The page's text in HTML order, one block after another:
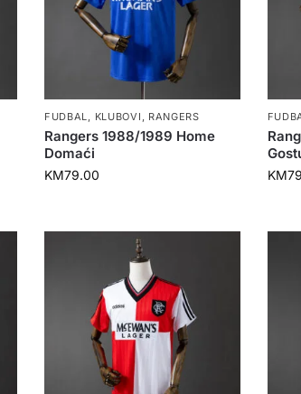
FUDBAL KLUBOVI RANGERS
Rangers 1988/1989 Home
Domaći
KM79.00 KM